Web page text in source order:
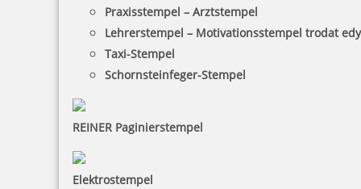
Praxisstempel – Arztstempel
Lehrerstempel – Motivationsstempel trodat
Taxi-Stempel
Schornsteinfeger-Stempel
REINER Paginierstempel
Elektrostempel